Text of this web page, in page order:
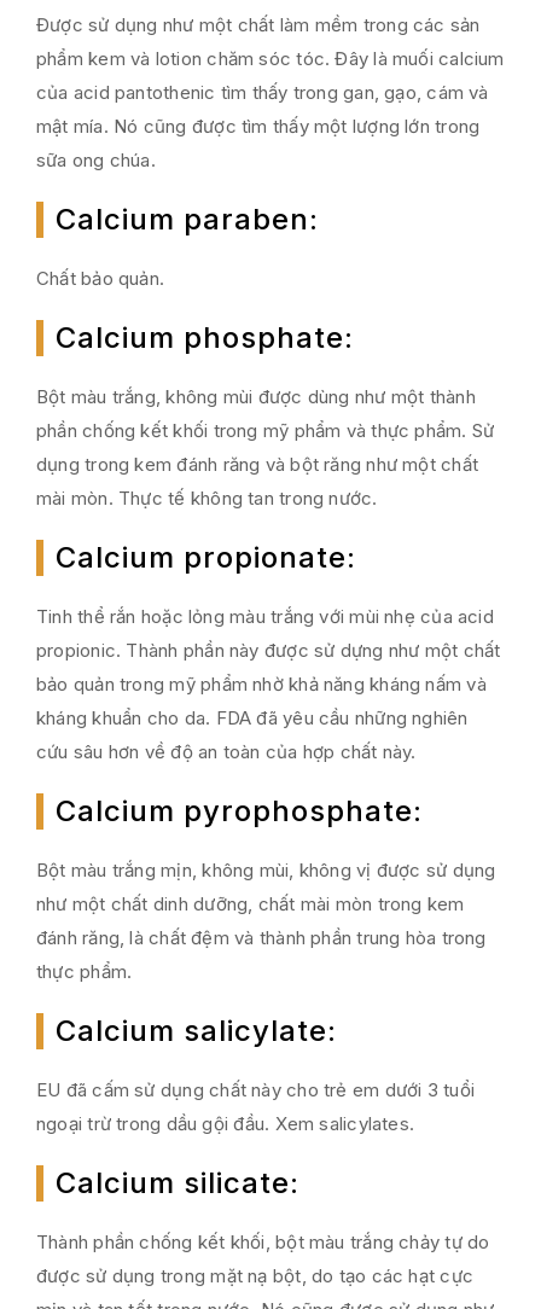
Được sử dụng như một chất làm mềm trong các sản
phẩm kem và lotion chăm sóc tóc. Đây là muối calcium
của acid pantothenic tìm thấy trong gan, gạo, cám và
mật mía. Nó cũng được tìm thấy một lượng lớn trong
sữa ong chúa.
Calcium paraben:
Chất bảo quản.
Calcium phosphate:
Bột màu trắng, không mùi được dùng như một thành
phần chống kết khối trong mỹ phẩm và thực phẩm. Sử
dụng trong kem đánh răng và bột răng như một chất
mài mòn. Thực tế không tan trong nước.
Calcium propionate:
Tinh thể rắn hoặc lỏng màu trắng với mùi nhẹ của acid
propionic. Thành phần này được sử dựng như một chất
bảo quản trong mỹ phẩm nhờ khả năng kháng nấm và
kháng khuẩn cho da. FDA đã yêu cầu những nghiên
cứu sâu hơn về độ an toàn của hợp chất này.
Calcium pyrophosphate:
Bột màu trắng mịn, không mùi, không vị được sử dụng
như một chất dinh dưỡng, chất mài mòn trong kem
đánh răng, là chất đệm và thành phần trung hòa trong
thực phẩm.
Calcium salicylate:
EU đã cấm sử dụng chất này cho trẻ em dưới 3 tuổi
ngoại trừ trong dầu gội đầu. Xem salicylates.
Calcium silicate:
Thành phần chống kết khối, bột màu trắng chảy tự do
được sử dụng trong mặt nạ bột, do tạo các hạt cực